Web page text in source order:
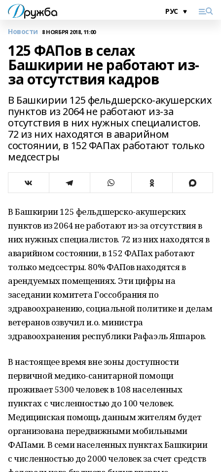
Новости 8 НОЯБРЯ 2018, 11:00
125 ФАПов в селах
Башкирии не работают из-
за отсутствия кадров
В Башкирии 125 фельдшерско-акушерских
пунктов из 2064 не работают из-за
отсутствия в них нужных специалистов.
72 из них находятся в аварийном
состоянии, в 152 ФАПах работают только
медсестры
В Башкирии 125 фельдшерско-акушерских
пунктов из 2064 не работают из-за отсутствия в
них нужных специалистов. 72 из них находятся в
аварийном состоянии, в 152 ФАПах работают
только медсестры. 80% ФАПов находятся в
арендуемых помещениях. Эти цифры на
заседании комитета Госсобрания по
здравоохранению, социальной политике и делам
ветеранов озвучил и.о. министра
здравоохранения республики Рафаэль Яппаров.
В настоящее время вне зоны доступности
первичной медико-санитарной помощи
проживает 5300 человек в 108 населенных
пунктах с численностью до 100 человек.
Медицинская помощь данным жителям будет
организована передвижными мобильными
ФАПами. В семи населенных пунктах Башкирии
с численностью до 2000 человек за счет средств